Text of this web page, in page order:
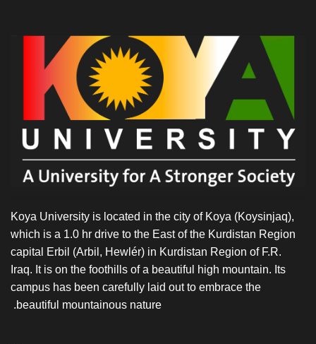
Koya University is located in the city of Koya (Koysinjaq),
which is a 1.0 hr drive to the East of the Kurdistan Region
capital Erbil (Arbil, Hewlér) in Kurdistan Region of F.R.
Iraq. It is on the foothills of a beautiful high mountain. Its
campus has been carefully laid out to embrace the
beautiful mountainous nature.